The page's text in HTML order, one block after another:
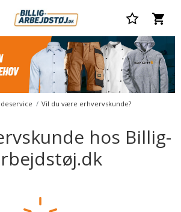
Vil du være erhvervskunde?
hos Billig-